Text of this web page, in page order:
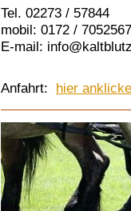
Tel. 02273 / 57844
mobil: 0172 / 7052567
E-mail:
Anfahrt: hier